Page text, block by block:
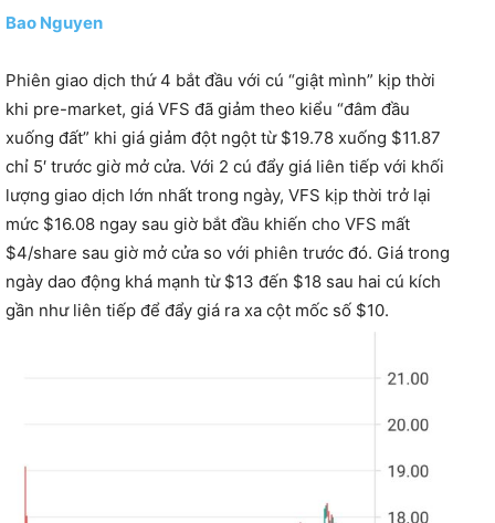
Bao Nguyen
Phiên giao dịch thứ 4 bắt đầu với cú “giật mình” kịp thời
khi pre-market, giá VFS đã giảm theo kiểu “đâm đầu
xuống đất” khi giá giảm đột ngột từ $19.78 xuống $11.87
chỉ 5′ trước giờ mở cửa. Với 2 cú đẩy giá liên tiếp với khối
lượng giao dịch lớn nhất trong ngày, VFS kịp thời trở lại
mức $16.08 ngay sau giờ bắt đầu khiến cho VFS mất
$4/share sau giờ mở cửa so với phiên trước đó. Giá trong
ngày dao động khá mạnh từ $13 đến $18 sau hai cú kích
gần như liên tiếp để đẩy giá ra xa cột mốc số $10.